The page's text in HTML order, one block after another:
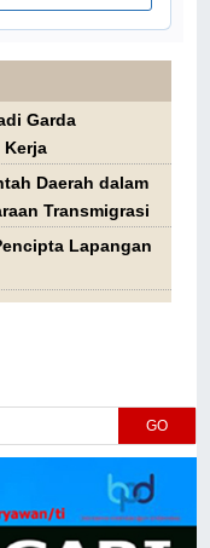
Garda
Kerja
Daerah dalam
Transmigrasi
Lapangan
GO